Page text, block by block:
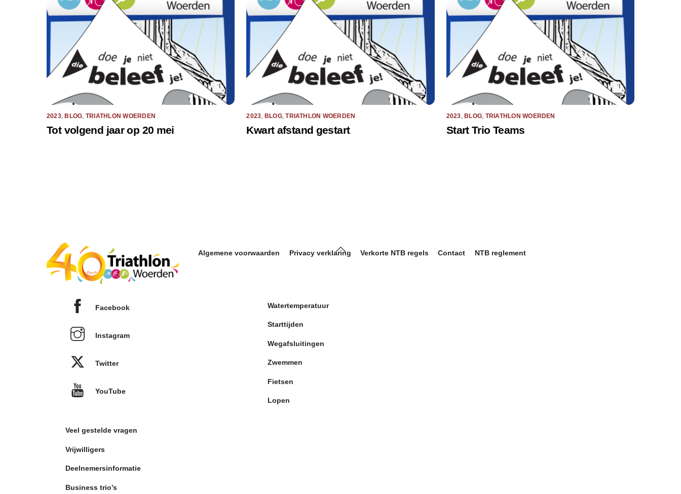
2023,BLOG TRIATHLON WOERDEN
Tot volgend jaar op 20 mei
2023 BLOG,TRIATHLON WOERDEN
Kwart afstand gestart
2023 ,BLOG TRIATHLON WOERDEN
Start Trio Teams
Back
Algemene voorwaarden Privacy verklaring Verkorte NTB regels Contact NTB reglement
Facebook
Instagram
Twitter
YouTube
Watertemperatuur
Starttijden
Wegafsluitingen
Zwemmen
Fietsen
Lopen
Veel gestelde vragen
Vrijwilligers
Deelnemersinformatie
Business trio’s